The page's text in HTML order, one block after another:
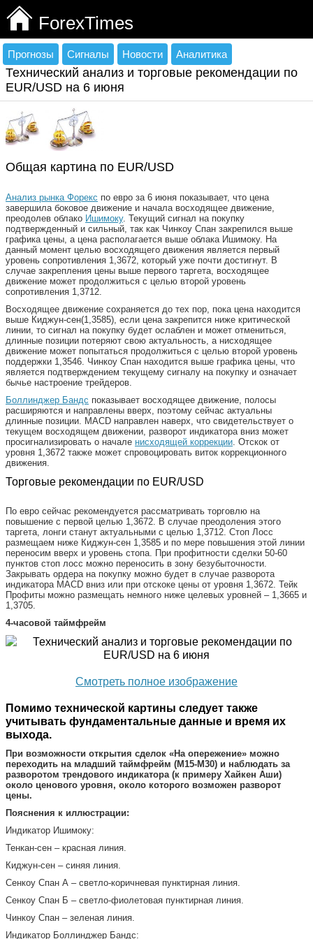
ForexTimes
Прогнозы Сигналы Новости Аналитика
Технический анализ и торговые рекомендации по
EUR/USD на 6 июня
Общая картина по EUR/USD
Анализ рынка Форекс по евро за 6 июня показывает, что цена
завершила боковое движение и начала восходящее движение,
преодолев облако Ишимоку. Текущий сигнал на покупку
подтвержденный и сильный, так как Чинкоу Спан закрепился выше
графика цены, а цена располагается выше облака Ишимоку. На
данный момент целью восходящего движения является первый
уровень сопротивления 1,3672, который уже почти достигнут. В
случае закрепления цены выше первого таргета, восходящее
движение может продолжиться с целью второй уровень
сопротивления 1,3712.
Восходящее движение сохраняется до тех пор, пока цена находится
выше Киджун-сен(1,3585), если цена закрепится ниже критической
линии, то сигнал на покупку будет ослаблен и может отмениться,
длинные позиции потеряют свою актуальность, а нисходящее
движение может попытаться продолжиться с целью второй уровень
поддержки 1,3546. Чинкоу Спан находится выше графика цены, что
является подтверждением текущему сигналу на покупку и означает
бычье настроение трейдеров.
Боллинджер Бандс показывает восходящее движение, полосы
расширяются и направлены вверх, поэтому сейчас актуальны
длинные позиции. MACD направлен наверх, что свидетельствует о
текущем восходящем движении, разворот индикатора вниз может
просигнализировать о начале нисходящей коррекции. Отскок от
уровня 1,3672 также может спровоцировать виток коррекционного
движения.
Торговые рекомендации по EUR/USD
По евро сейчас рекомендуется рассматривать торговлю на
повышение с первой целью 1,3672. В случае преодоления этого
таргета, лонги станут актуальными с целью 1,3712. Стоп Лосс
размещаем ниже Киджун-сен 1,3585 и по мере повышения этой линии
переносим вверх и уровень стопа. При профитности сделки 50-60
пунктов стоп лосс можно переносить в зону безубыточности.
Закрывать ордера на покупку можно будет в случае разворота
индикатора MACD вниз или при отскоке цены от уровня 1,3672. Тейк
Профиты можно размещать немного ниже целевых уровней – 1,3665 и
1,3705.
4-часовой таймфрейм
Смотреть полное изображение
Помимо технической картины следует также
учитывать фундаментальные данные и время их
выхода.
При возможности открытия сделок «На опережение» можно
переходить на младший таймфрейм (M15-M30) и наблюдать за
разворотом трендового индикатора (к примеру Хайкен Аши)
около ценового уровня, около которого возможен разворот
цены.
Пояснения к иллюстрации:
Индикатор Ишимоку:
Тенкан-сен – красная линия.
Киджун-сен – синяя линия.
Сенкоу Спан А – светло-коричневая пунктирная линия.
Сенкоу Спан Б – светло-фиолетовая пунктирная линия.
Чинкоу Спан – зеленая линия.
Индикатор Боллинджер Бандс: